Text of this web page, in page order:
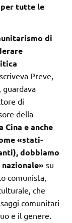
tutte le
di
Preve,
di
della
Cina e anche
«stati-
dobbiamo
su
comunista,
che
comunitari
e il genere.